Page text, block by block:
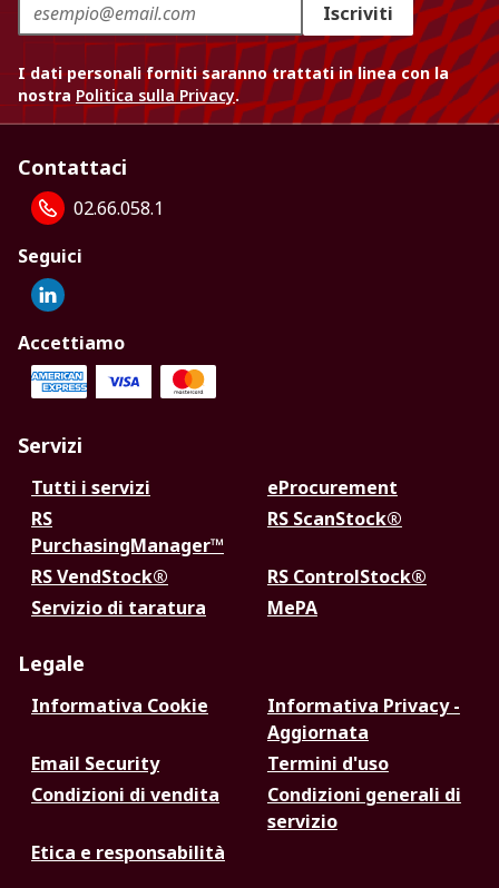
Iscriviti
I dati personali forniti saranno trattati in linea con la
nostra Politica sulla Privacy.
Contattaci
02.66.058.1
Seguici
Accettiamo
Servizi
Tutti i servizi
eProcurement
RS
PurchasingManager™
RS ScanStock®
RS VendStock®
RS ControlStock®
Servizio di taratura
MePA
Legale
Informativa Cookie
Informativa Privacy -
Aggiornata
Email Security
Termini d'uso
Condizioni di vendita
Condizioni generali di
servizio
Etica e responsabilità